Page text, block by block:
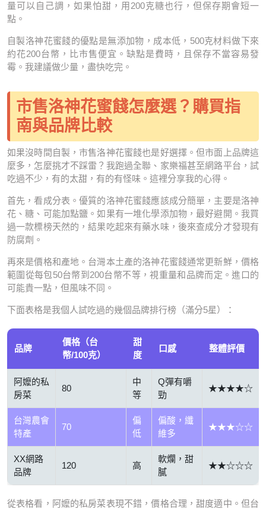
量可以自己調，如果怕甜，用200克糖也行，但保存期會短一
點。
自製洛神花蜜餞的優點是無添加物，成本低，500克材料做下來
約花200台幣，比市售便宜。缺點是費時，且保存不當容易發
霉。我建議做少量，盡快吃完。
市售洛神花蜜餞怎麼選？購買指
南與品牌比較
如果沒時間自製，市售洛神花蜜餞也是好選擇。但市面上品牌這
麼多，怎麼挑才不踩雷？我跑過全聯、家樂福甚至網路平台，試
吃過不少，有的太甜，有的有怪味。這裡分享我的心得。
首先，看成分表。優質的洛神花蜜餞應該成分簡單，主要是洛神
花、糖、可能加點鹽。如果有一堆化學添加物，最好避開。我買
過一款標榜天然的，結果吃起來有藥水味，後來查成分才發現有
防腐劑。
再來是價格和產地。台灣本土產的洛神花蜜餞通常更新鮮，價格
範圍從每包50台幣到200台幣不等，視重量和品牌而定。進口的
可能貴一點，但風味不同。
下面表格是我個人試吃過的幾個品牌排行榜（滿分5星）：
品牌
價格（台
幣/100克）
甜
度
口感 整體評價
阿嬤的私
房菜
80
中
等
Q彈有嚼
勁
★★★★☆
台灣農會
特產
70
偏
低
偏酸，纖
維多
★★★☆☆
XX網路
品牌
120 高
軟爛，甜
膩
★★☆☆☆
從表格看，阿嬤的私房菜表現不錯，價格合理，甜度適中。但台